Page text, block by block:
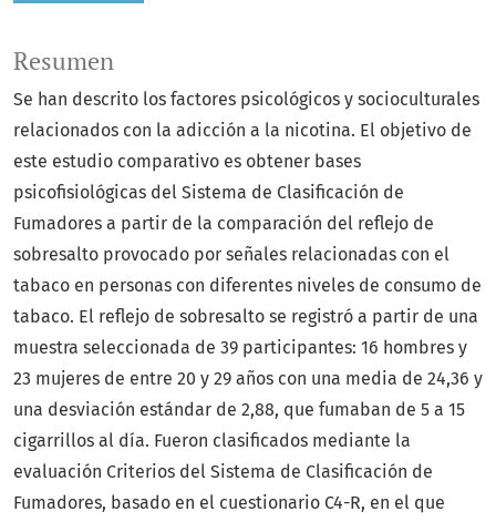
Resumen
Se han descrito los factores psicológicos y socioculturales
relacionados con la adicción a la nicotina. El objetivo de
este estudio comparativo es obtener bases
psicofisiológicas del Sistema de Clasificación de
Fumadores a partir de la comparación del reflejo de
sobresalto provocado por señales relacionadas con el
tabaco en personas con diferentes niveles de consumo de
tabaco. El reflejo de sobresalto se registró a partir de una
muestra seleccionada de 39 participantes: 16 hombres y
23 mujeres de entre 20 y 29 años con una media de 24,36 y
una desviación estándar de 2,88, que fumaban de 5 a 15
cigarrillos al día. Fueron clasificados mediante la
evaluación Criterios del Sistema de Clasificación de
Fumadores, basado en el cuestionario C4-R, en el que